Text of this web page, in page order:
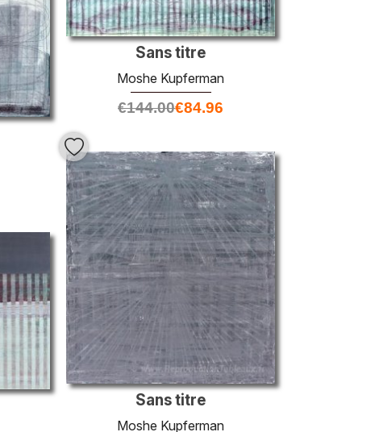
Sans titre
Moshe Kupferman
€144.00€84.96
Sans titre
Moshe Kupferman